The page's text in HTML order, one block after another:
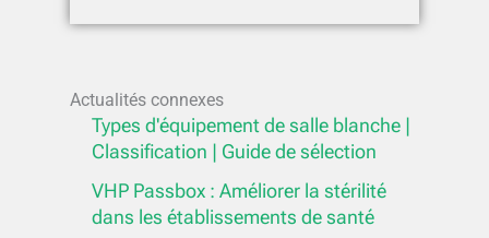
Actualités connexes
Types d'équipement de salle blanche |
Classification | Guide de sélection
VHP Passbox : Améliorer la stérilité
dans les établissements de santé